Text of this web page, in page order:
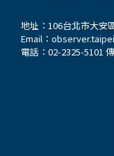
站前，最晚開發
築，過去五年，
行政區。由於此
五年已達到數
東話此起彼落
媒體基地園區
發現這裡原來
地址：106台北市大安
Email：
電話：02-2325-5101